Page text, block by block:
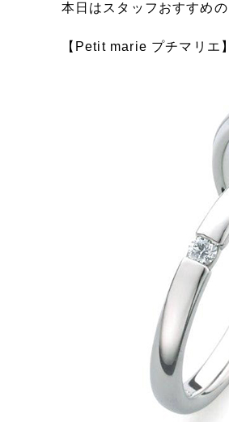
本日はスタッフおすすめ
【Petit marie プチマリ